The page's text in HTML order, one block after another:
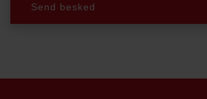
Send besked